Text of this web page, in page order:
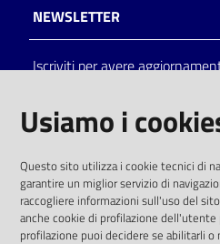
NEWSLETTER
Iscriviti per avere
solo alle condizioni previste
comunitaria 2003/98/CE e
SOCIAL
Usiamo i
Questo sito utilizza i cookie tecnici di
garantire un miglior servizio di
raccogliere informazioni sull'uso del
anche cookie di profilazione
profilazione puoi decidere se abilitarli